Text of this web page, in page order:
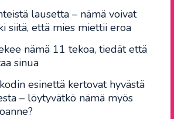
lausetta – nämä voivat
siitä, että mies miettii eroa
nämä 11 tekoa, tiedät että
sinua
esinettä kertovat hyvästä
– löytyvätkö nämä myös